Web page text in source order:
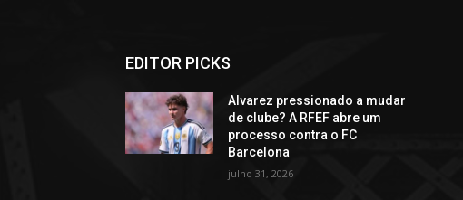
EDITOR PICKS
Alvarez pressionado a mudar
de clube? A RFEF abre um
processo contra o FC
Barcelona
julho 31, 2026